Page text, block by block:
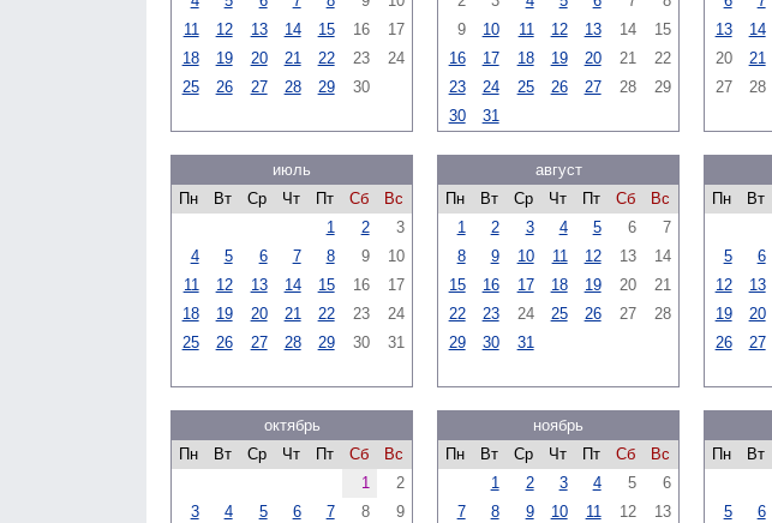
11
12 13 14 15 16
17
18
19 20 21 22 23
24
25
26 27 28 29 30
9
10 11 12 13 14
15
16
17 18 19 20 21
22
23
24 25 26 27 28
29
30
31
13
14
20
21
27
28
июль
Пн
Вт Ср Чт Пт Сб
Вс
1
2
3
4
5 6 7 8 9
10
11
12 13 14 15 16
17
18
19 20 21 22 23
24
25
26 27 28 29 30 31
август
Пн
Вт Ср Чт Пт Сб
Вс
1
2 3 4 5 6
7
8
9 10 11 12 13
14
15
16 17 18 19 20
21
22
23 24 25 26 27
28
29
30 31
Пн
Вт
5
6
12
13
19
20
26
27
октябрь
Пн
Вт Ср Чт Пт Сб
Вс
1
2
3
4 5 6 7 8
9
ноябрь
Пн
Вт Ср Чт Пт Сб
Вс
1
2 3 4 5
6
7
8 9 10 11 12
13
Пн
Вт
5
6